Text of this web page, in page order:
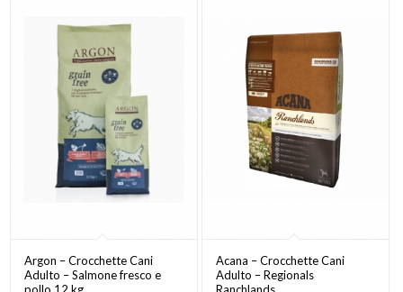
€74,90
Argon – Crocchette Cani
Adulto – Salmone fresco e
Acana – Crocchette Cani
Adulto – Regionals